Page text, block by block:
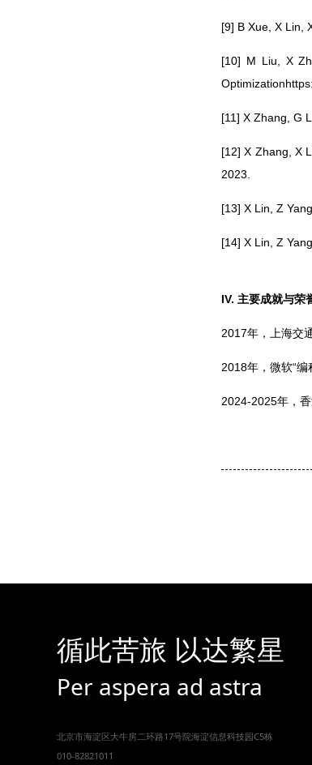
[9] B Xue, X Lin,
[10] M Liu, X
[11] X Zhang, G
[12] X Zhang, X
2023.
[13] X Lin, Z
[14] X Lin, Z
IV. 主要成就与荣
2017年，上海交
2018年，微软“编
2024-2025年，
循此苦旅 以达繁星
Per aspera ad astra
北京市海淀区大牛房二环路17号院海淀信息科技园C5栋
010-82821011